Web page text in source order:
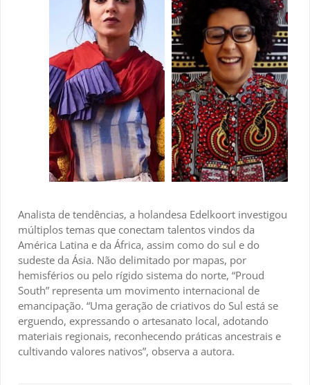
Analista de tendências, a holandesa Edelkoort investigou
múltiplos temas que conectam talentos vindos da
América Latina e da África, assim como do sul e do
sudeste da Ásia. Não delimitado por mapas, por
hemisférios ou pelo rígido sistema do norte, “Proud
South” representa um movimento internacional de
emancipação. “Uma geração de criativos do Sul está se
erguendo, expressando o artesanato local, adotando
materiais regionais, reconhecendo práticas ancestrais e
cultivando valores nativos”, observa a autora.